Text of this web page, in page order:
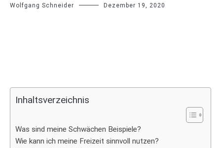
Wolfgang Schneider Dezember 19, 2020
Inhaltsverzeichnis
Was sind meine Schwächen Beispiele?
Wie kann ich meine Freizeit sinnvoll nutzen?